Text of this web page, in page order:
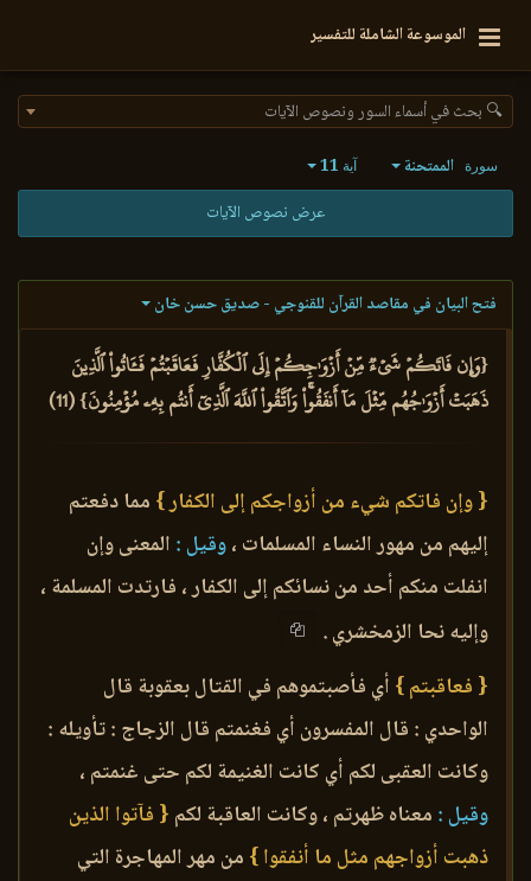
الموسوعة الشاملة للتفسير
🔍 بحث في أسماء السور ونصوص الآيات
سورة الممتحنة آية 11
عرض نصوص الآيات
فتح البيان في مقاصد القرآن للقنوجي - صديق حسن خان
{وَإِن فَاتَكُمۡ شَيۡءٞ مِّنۡ أَزۡوَٰجِكُمۡ إِلَى ٱلۡكُفَّارِ فَعَاقَبۡتُمۡ فَـَٔاتُواْ ٱلَّذِينَ
ذَهَبَتۡ أَزۡوَٰجُهُم مِّثۡلَ مَآ أَنفَقُواْۚ وَٱتَّقُواْ ٱللَّهَ ٱلَّذِيٓ أَنتُم بِهِۦ مُؤۡمِنُونَ} (11)
{ وإن فاتكم شيء من أزواجكم إلى الكفار } مما دفعتم
إليهم من مهور النساء المسلمات ،وقيل : المعنى وإن
انفلت منكم أحد من نسائكم إلى الكفار ، فارتدت المسلمة ،
وإليه نحا الزمخشري .
{ فعاقبتم } أي فأصبتموهم في القتال بعقوبة قال
الواحدي : قال المفسرون أي فغنمتم قال الزجاج : تأويله :
وكانت العقبى لكم أي كانت الغنيمة لكم حتى غنمتم ،
وقيل : معناه ظهرتم ، وكانت العاقبة لكم { فآتوا الذين
ذهبت أزواجهم مثل ما أنفقوا } من مهر المهاجرة التي